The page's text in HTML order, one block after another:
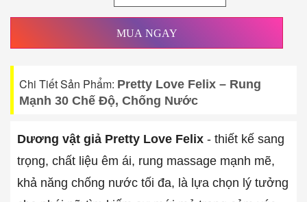
MUA NGAY
Chi Tiết Sản Phẩm: Pretty Love Felix – Rung
Mạnh 30 Chế Độ, Chống Nước
Dương vật giả Pretty Love Felix - thiết kế sang
trọng, chất liệu êm ái, rung massage mạnh mẽ,
khả năng chống nước tối đa, là lựa chọn lý tưởng